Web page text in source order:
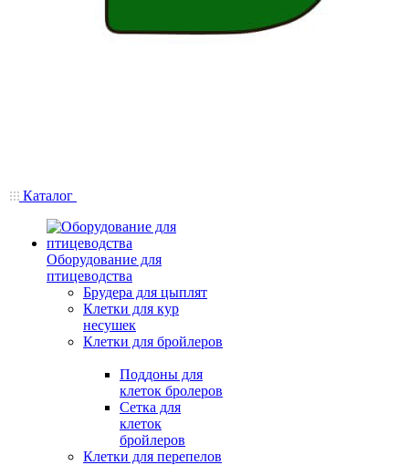
Каталог
Оборудование для
птицеводства
Брудера для цыплят
Клетки для кур
несушек
Клетки для бройлеров
Поддоны для
клеток бролеров
Сетка для
клеток
бройлеров
Клетки для перепелов